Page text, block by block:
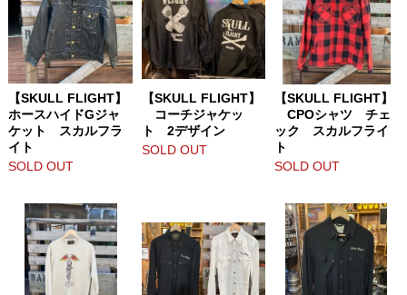
【SKULL FLIGHT】
ホースハイドGジャ
ケット スカルフラ
イト
SOLD OUT
【SKULL FLIGHT】
コーチジャケッ
ト 2デザイン
SOLD OUT
【SKULL FLIGHT】
CPOシャツ チェ
ック スカルフライ
ト
SOLD OUT